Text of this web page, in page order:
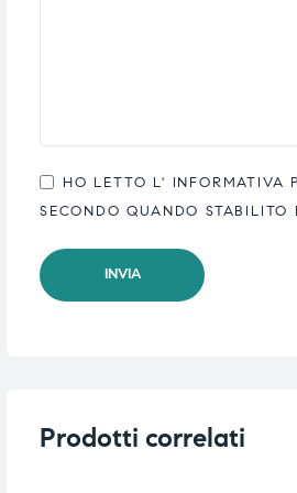
HO LETTO L' INFORMATIVA
SECONDO QUANDO
Prodotti correlati